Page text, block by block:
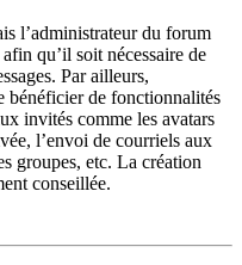
l’administrateur du forum
qu’il soit nécessaire de
Par ailleurs,
bénéficier de fonctionnalités
invités comme les avatars
l’envoi de courriels aux
groupes, etc. La création
conseillée.